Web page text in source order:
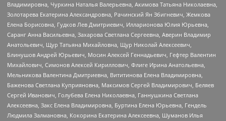
Владимировна, Чуркина Наталья Валерьевна, Акимова Татьяна Николаевна,
Золотарева Екатерина Александровна, Рачинский Ян Збигневич, Жемкова
Елена Борисовна, Гудков Лев Дмитриевич, Илларионова Юлия Юрьевна,
Саранг Анна Васильевна, Захарова Светлана Сергеевна, Аверин Владимир
Анатольевич, Щур Татьяна Михайловна, Щур Николай Алексеевич,
Блинушов Андрей Юрьевич, Мосин Алексей Геннадьевич, Гефтер Валентин
Михайлович, Симонов Алексей Кириллович, Флиге Ирина Анатольевна,
Мельникова Валентина Дмитриевна, Вититинова Елена Владимировна,
Баженова Светлана Куприяновна, Максимов Сергей Владимирович, Беляев
Сергей Иванович, Голубева Елена Николаевна, Ганнушкина Светлана
Алексеевна, Закс Елена Владимировна, Буртина Елена Юрьевна, Гендель
Людмила Залмановна, Кокорина Екатерина Алексеевна, Шуманов Илья